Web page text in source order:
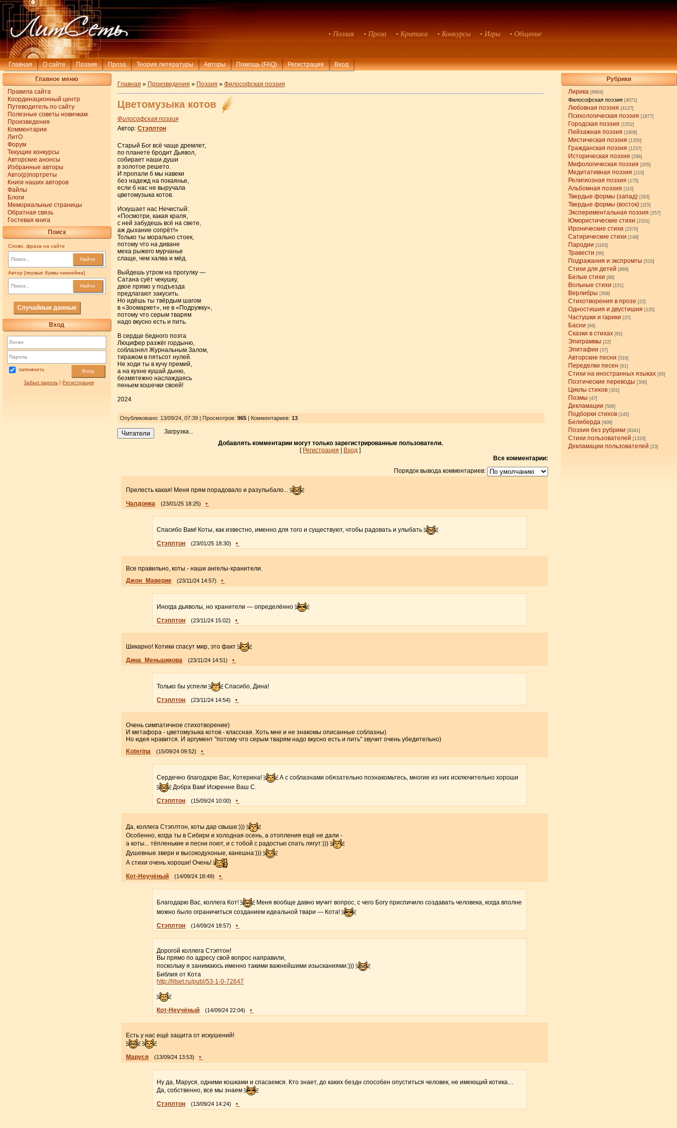
• Поэзия • Проза • Критика • Конкурсы • Игры • Общение
Главная О сайте Поэзия Проза Теория литературы Авторы Помощь (FAQ) Регистрация Вход
Главное меню
Правила сайта
Координационный центр
Путеводитель по сайту
Полезные советы новичкам
Произведения
Комментарии
ЛитО
Форум
Текущие конкурсы
Авторские анонсы
Избранные авторы
Авто(р)портреты
Книги наших авторов
Файлы
Блоги
Мемориальные страницы
Обратная связь
Гостевая книга
Поиск
Слово, фраза на сайте
Найти
Автор [первые буквы никнейма]
Найти
Случайные данные
Вход
запомнить Вход
Забыл пароль |Регистрация
Рубрики
Лирика [8904]
Философская поэзия [4071]
Любовная поэзия [4137]
Психологическая поэзия [1877]
Городская поэзия [1552]
Пейзажная поэзия [1909]
Мистическая поэзия [1350]
Гражданская поэзия [1237]
Историческая поэзия [296]
Мифологическая поэзия [205]
Медитативная поэзия [210]
Религиозная поэзия [175]
Альбомная поэзия [110]
Твердые формы (запад) [263]
Твердые формы (восток) [115]
Экспериментальная поэзия [257]
Юмористические стихи [2101]
Иронические стихи [2370]
Сатирические стихи [149]
Пародии [1163]
Травести [66]
Подражания и экспромты [510]
Стихи для детей [869]
Белые стихи [88]
Вольные стихи [151]
Верлибры [309]
Стихотворения в прозе [22]
Одностишия и двустишия [135]
Частушки и гарики [37]
Басни [94]
Сказки в стихах [81]
Эпиграммы [22]
Эпитафии [37]
Авторские песни [516]
Переделки песен [61]
Стихи на иностранных языках [95]
Поэтические переводы [306]
Циклы стихов [301]
Поэмы [47]
Декламации [506]
Подборки стихов [145]
Белиберда [906]
Поэзия без рубрики [8341]
Стихи пользователей [1333]
Декламации пользователей [23]
Главная » Произведения » Поэзия » Философская поэзия
Цветомузыка котов
Философская поэзия
Автор: Стэплтон
Старый Бог всё чаще дремлет,
по планете бродит Дьявол,
собирает наши души
в золотое решето.
И пропали б мы навеки
без надежд на покаянье,
если б нас не выручала
цветомузыка котов.
Искушает нас Нечистый:
«Посмотри, какая краля,
с ней забудешь всё на свете,
аж дыхание сопрёт!»
Только ты морально стоек,
потому что на диване
меха рыжего мурчанье
слаще, чем халва и мёд.
Выйдешь утром на прогулку —
Сатана суёт чекушку,
двое прямо у подъезда
предлагают закусить.
Но идёшь ты твёрдым шагом
в «Зоомаркет», не в «Подружку»,
потому что серым тварям
надо вкусно есть и пить.
В сердце бедного поэта
Люцифер разжёг гордыню,
соблазнял Журнальным Залом,
тиражом в пятьсот нулей.
Не ходи ты в кучу премий,
а на кухне кушай дыню,
безмятежно наслаждаясь
пеньем кошечки своей!
2024
Опубликовано: 13/09/24, 07:39 | Просмотров: 965| Комментариев: 13
Читатели
Загрузка...
Добавлять комментарии могут только зарегистрированные пользователи.
[ Регистрация | Вход ]
Все комментарии:
Порядок вывода комментариев:
Прелесть какая! Меня прям порадовало и разулыбало...
Чалдонка
(23/01/25 18:25) •
Спасибо Вам! Коты, как известно, именно для того и существуют, чтобы радовать и улыбать
Стэплтон
(23/01/25 18:30) •
Все правильно, коты - наши ангелы-хранители.
Джон_Маверик
(23/11/24 14:57) •
Иногда дьяволы, но хранители — определённо
Стэплтон
(23/11/24 15:02) •
Шикарно! Котики спасут мир, это факт
Дина_Меньшикова
(23/11/24 14:51) •
Только бы успели
Спасибо, Дина!
Стэплтон
(23/11/24 14:54) •
Очень симпатичное стихотворение)
И метафора - цветомузыка котов - классная. Хоть мне и не знакомы описанные соблазны)
Но идея нравится. И аргумент "потому что серым тварям надо вкусно есть и пить" звучит очень убедительно)
Koterina
(15/09/24 09:52) •
Сердечно благодарю Вас, Котерина!
А с соблазнами обязательно познакомьтесь, многие из них исключительно хороши
Добра Вам! Искренне Ваш С.
Стэплтон
(15/09/24 10:00) •
Да, коллега Стэплтон, коты дар свыше:)))
Особенно, когда ты в Сибири и холодная осень, а отопления ещё не дали -
а коты... тёпленькие и песни поют, и с тобой с радостью спать лягут:)))
Душевные звери и высокодухоные, канешна:)))
А стихи очень хороши! Очень!
Кот-Неучёный
(14/09/24 18:49) •
Благодарю Вас, коллега Кот!
Меня вообще давно мучит вопрос, с чего Богу приспичило создавать человека, когда вполне
можно было ограничиться созданием идеальной твари — Кота!
Стэплтон
(14/09/24 18:57) •
Дорогой коллега Стэптон!
Вы прямо по адресу свой вопрос направили,
поскольку я занимаюсь именно такими важнейшими изысканиями:)))
Библия от Кота
http://litset.ru/publ/53-1-0-72647
Кот-Неучёный (14/09/24 22:04) •
Есть у нас ещё защита от искушений!
Маруся (13/09/24 13:53) •
Ну да, Маруся, одними кошками и спасаемся. Кто знает, до каких бездн способен опуститься человек, не имеющий котика…
Да, собственно, все мы знаем
Стэплтон
(13/09/24 14:24) •